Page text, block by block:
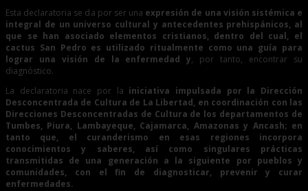
Esta declaratoria se da por ser una expresión de una visión sistémica e
integral de un universo cultural y antecedentes prehispánicos, al
que se han asociado elementos cristianos, dentro del cual, el
cactus San Pedro es utilizado ritualmente como una guía para
lograr una visión de la enfermedad y, por tanto, encontrar su
diagnóstico.
La declaratoria nace por la iniciativa impulsada por la Dirección
Desconcentrada de Cultura de La Libertad, en coordinación con las
Direcciones Desconcentradas de Cultura de los departamentos de
Tumbes, Piura, Lambayeque, Cajamarca, Amazonas y Ancash; en
tanto que, el curanderismo en esas regiones incorpora
conocimientos y saberes, así como singulares prácticas
transmitidas de una generación a la siguiente por pueblos y
comunidades, con el fin de diagnosticar, prevenir y curar
enfermedades.